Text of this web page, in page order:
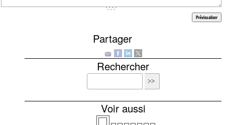
Partager
Rechercher
Voir aussi